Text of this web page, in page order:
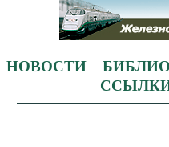
НОВОСТИ